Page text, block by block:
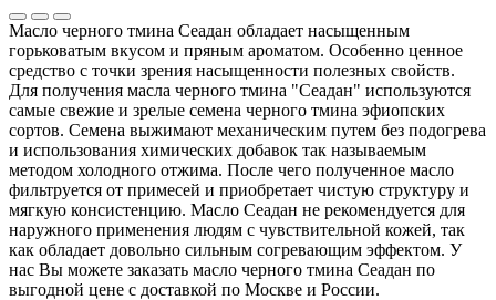
Масло черного тмина Сеадан обладает насыщенным
горьковатым вкусом и пряным ароматом. Особенно ценное
средство с точки зрения насыщенности полезных свойств.
Для получения масла черного тмина "Сеадан" используются
самые свежие и зрелые семена черного тмина эфиопских
сортов. Семена выжимают механическим путем без подогрева
и использования химических добавок так называемым
методом холодного отжима. После чего полученное масло
фильтруется от примесей и приобретает чистую структуру и
мягкую консистенцию. Масло Сеадан не рекомендуется для
наружного применения людям с чувствительной кожей, так
как обладает довольно сильным согревающим эффектом. У
нас Вы можете заказать масло черного тмина Сеадан по
выгодной цене с доставкой по Москве и России.